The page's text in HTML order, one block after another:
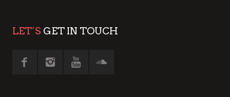
LET´S GET IN TOUCH